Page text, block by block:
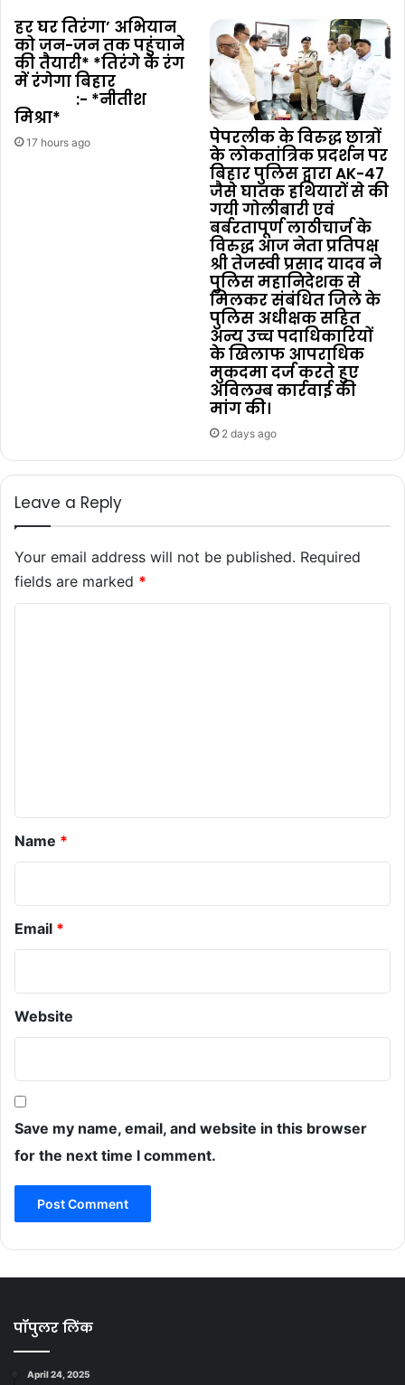
हर घर तिरंगा’ अभियान
को जन-जन तक पहुंचाने
की तैयारी* *तिरंगे के रंग
में रंगेगा बिहार
:- *नीतीश
मिश्रा*
17 hours ago
पेपरलीक के विरुद्ध छात्रों
के लोकतांत्रिक प्रदर्शन पर
बिहार पुलिस द्वारा AK-47
जैसे घातक हथियारों से की
गयी गोलीबारी एवं
बर्बरतापूर्ण लाठीचार्ज के
विरुद्ध आज नेता प्रतिपक्ष
श्री तेजस्वी प्रसाद यादव ने
पुलिस महानिदेशक से
मिलकर संबंधित जिले के
पुलिस अधीक्षक सहित
अन्य उच्च पदाधिकारियों
के खिलाफ आपराधिक
मुकदमा दर्ज करते हुए
अविलम्ब कार्रवाई की
मांग की।
2 days ago
Leave a Reply
Your email address will not be published. Required
fields are marked *
Name *
Email *
Website
Save my name, email, and website in this browser
for the next time I comment.
पॉपुलर लिंक
April 24, 2025